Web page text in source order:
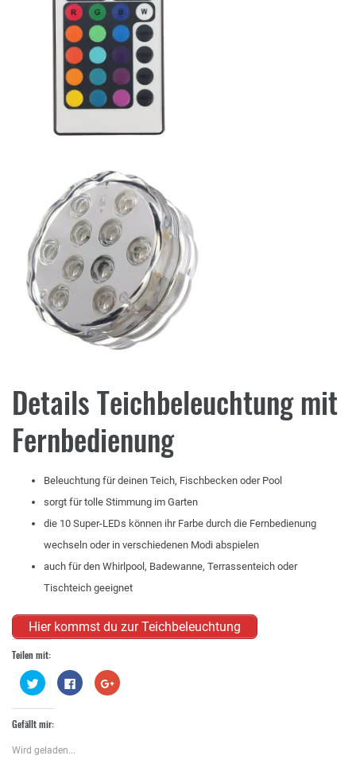
Details Teichbeleuchtung mit
Fernbedienung
Beleuchtung für deinen Teich, Fischbecken oder Pool
sorgt für tolle Stimmung im Garten
die 10 Super-LEDs können ihr Farbe durch die Fernbedienung
wechseln oder in verschiedenen Modi abspielen
auch für den Whirlpool, Badewanne, Terrassenteich oder
Tischteich geeignet
Hier kommst du zur Teichbeleuchtung
Teilen mit:
Klick,
um
Twitter
zu
teilen
in
neuem
Klick,
um
Zum
Teilen
Gefällt mir:
Wird geladen...